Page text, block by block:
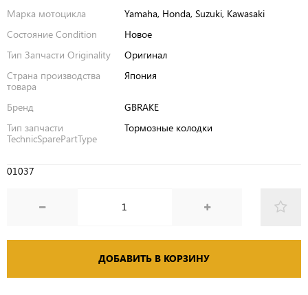
Марка мотоцикла
Yamaha, Honda, Suzuki, Kawasaki
Состояние Condition
Новое
Тип Запчасти Originality
Оригинал
Страна производства
товара
Япония
Бренд
GBRAKE
Тип запчасти
TechnicSparePartType
Тормозные колодки
01037
ДОБАВИТЬ В КОРЗИНУ